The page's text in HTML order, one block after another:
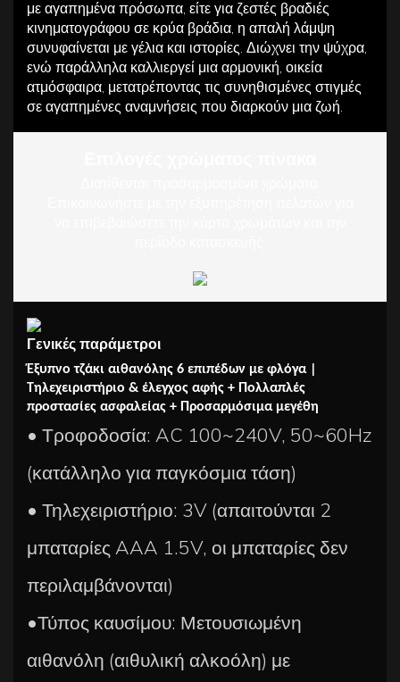
με αγαπημένα πρόσωπα, είτε για ζεστές βραδιές
κινηματογράφου σε κρύα βράδια, η απαλή λάμψη
συνυφαίνεται με γέλια και ιστορίες. Διώχνει την ψύχρα,
ενώ παράλληλα καλλιεργεί μια αρμονική, οικεία
ατμόσφαιρα, μετατρέποντας τις συνηθισμένες στιγμές
σε αγαπημένες αναμνήσεις που διαρκούν μια ζωή.
Γενικές παράμετροι
Έξυπνο τζάκι αιθανόλης 6 επιπέδων με φλόγα |
Τηλεχειριστήριο & έλεγχος αφής + Πολλαπλές
προστασίες ασφαλείας + Προσαρμόσιμα μεγέθη
• Τροφοδοσία: AC 100~240V, 50~60Hz
(κατάλληλο για παγκόσμια τάση)
• Τηλεχειριστήριο: 3V (απαιτούνται 2
μπαταρίες AAA 1.5V, οι μπαταρίες δεν
περιλαμβάνονται)
•Τύπος καυσίμου: Μετουσιωμένη
αιθανόλη (αιθυλική αλκοόλη) με